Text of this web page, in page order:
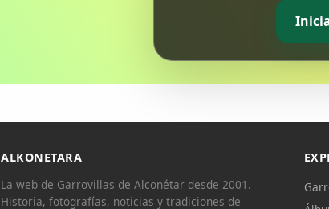
ALKONETARA
La web de Garrovillas de Alconétar desde 2001.
Historia, fotografías, noticias y tradiciones de